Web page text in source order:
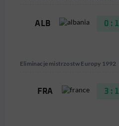
ALB 0 : 1
Eliminacje mistrzostw Europy 1992
FRA 3 : 1